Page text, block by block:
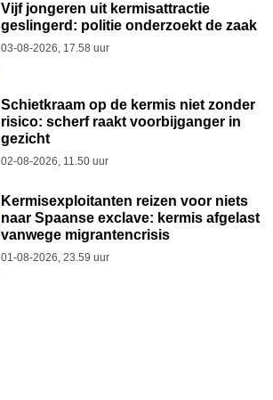
Vijf jongeren uit kermisattractie
geslingerd: politie onderzoekt de zaak
03-08-2026, 17.58 uur
Schietkraam op de kermis niet zonder
risico: scherf raakt voorbijganger in
gezicht
02-08-2026, 11.50 uur
Kermisexploitanten reizen voor niets
naar Spaanse exclave: kermis afgelast
vanwege migrantencrisis
01-08-2026, 23.59 uur